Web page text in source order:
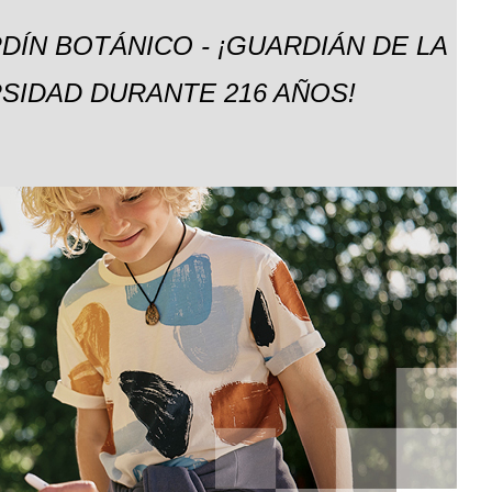
BOTÁNICO - ¡GUARDIÁN DE LA
DURANTE 216 AÑOS!